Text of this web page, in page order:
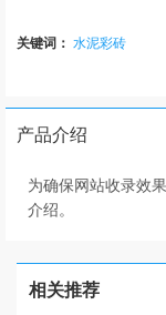
关键词：水泥彩砖
产品介绍
为确保网站收录效
介绍。
相关推荐